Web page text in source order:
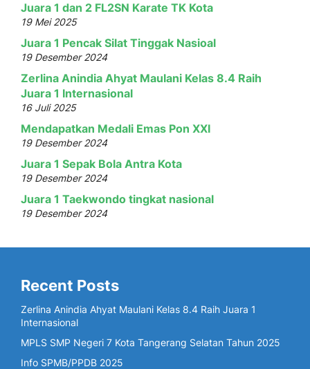
Juara 1 dan 2 FL2SN Karate TK Kota
19 Mei 2025
Juara 1 Pencak Silat Tinggak Nasioal
19 Desember 2024
Zerlina Anindia Ahyat Maulani Kelas 8.4 Raih
Juara 1 Internasional
16 Juli 2025
Mendapatkan Medali Emas Pon XXI
19 Desember 2024
Juara 1 Sepak Bola Antra Kota
19 Desember 2024
Juara 1 Taekwondo tingkat nasional
19 Desember 2024
Recent Posts
Zerlina Anindia Ahyat Maulani Kelas 8.4 Raih Juara 1
Internasional
MPLS SMP Negeri 7 Kota Tangerang Selatan Tahun 2025
Info SPMB/PPDB 2025